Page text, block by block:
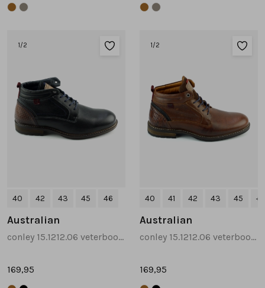
1 /2
40 42 43 45 46
Australian
conley 15.1212.06 veterboots zwart
169,95
1 /2
40 41 42 43 45 +2
Australian
conley 15.1212.06 veterboots cognac
169,95